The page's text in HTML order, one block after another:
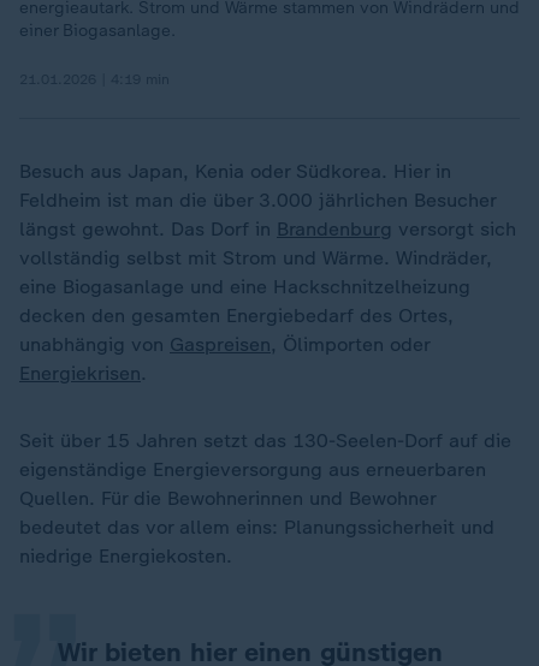
energieautark. Strom und Wärme stammen von Windrädern und
einer Biogasanlage.
Besuch aus Japan, Kenia oder Südkorea. Hier in
Feldheim ist man die über 3.000 jährlichen Besucher
längst gewohnt. Das Dorf in Brandenburg versorgt sich
vollständig selbst mit Strom und Wärme. Windräder,
eine Biogasanlage und eine Hackschnitzelheizung
decken den gesamten Energiebedarf des Ortes,
unabhängig von Gaspreisen, Ölimporten oder
Energiekrisen.
Seit über 15 Jahren setzt das 130-Seelen-Dorf auf die
eigenständige Energieversorgung aus erneuerbaren
Quellen. Für die Bewohnerinnen und Bewohner
bedeutet das vor allem eins: Planungssicherheit und
niedrige Energiekosten.
Wir bieten hier einen günstigen
„